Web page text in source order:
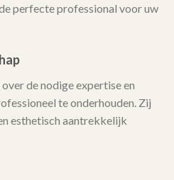
perfecte professional voor uw
de nodige expertise en
te onderhouden. Zij
esthetisch aantrekkelijk